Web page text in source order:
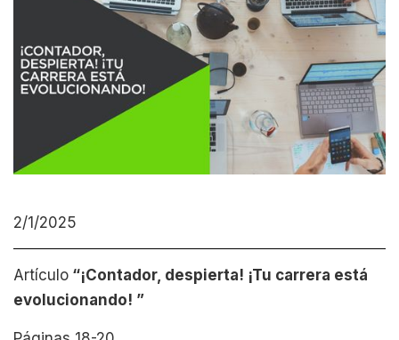
2/1/2025
Artículo “¡Contador, despierta! ¡Tu carrera está
evolucionando! ”